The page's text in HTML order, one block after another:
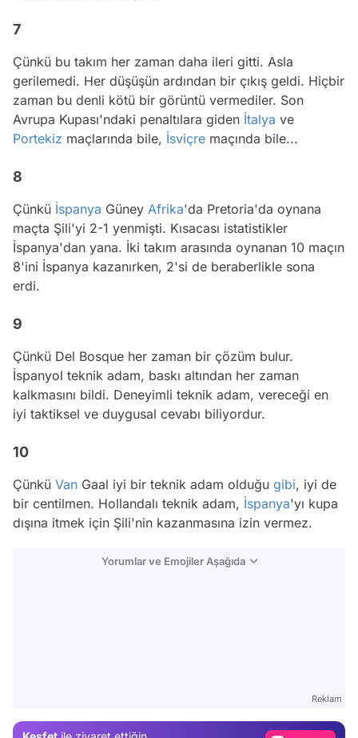
7
Çünkü bu takım her zaman daha ileri gitti. Asla
gerilemedi. Her düşüşün ardından bir çıkış geldi. Hiçbir
zaman bu denli kötü bir görüntü vermediler. Son
Avrupa Kupası'ndaki penaltılara giden İtalya ve
Portekiz maçlarında bile, İsviçre maçında bile...
8
Çünkü İspanya Güney Afrika'da Pretoria'da oynana
maçta Şili'yi 2-1 yenmişti. Kısacası istatistikler
İspanya'dan yana. İki takım arasında oynanan 10 maçın
8'ini İspanya kazanırken, 2'si de beraberlikle sona
erdi.
9
Çünkü Del Bosque her zaman bir çözüm bulur.
İspanyol teknik adam, baskı altından her zaman
kalkmasını bildi. Deneyimli teknik adam, vereceği en
iyi taktiksel ve duygusal cevabı biliyordur.
10
Çünkü Van Gaal iyi bir teknik adam olduğu gibi, iyi de
bir centilmen. Hollandalı teknik adam, İspanya'yı kupa
dışına itmek için Şili'nin kazanmasına izin vermez.
Yorumlar ve Emojiler Aşağıda
Reklam